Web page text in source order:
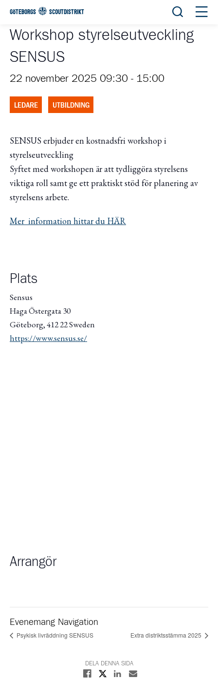
GÖTEBORGS SCOUTDISTRIKT Öppna
Workshop styrelseutveckling
SENSUS
22 november 2025 09:30 - 15:00
LEDARE UTBILDNING
SENSUS erbjuder en kostnadsfri workshop i
styrelseutveckling
Syftet med workshopen är att tydliggöra styrelsens
viktiga roll samt ge ett praktiskt stöd för planering av
styrelsens arbete.
Mer information hittar du HÄR
Plats
Sensus
Haga Östergata 30
Göteborg,412 22Sweden
https://www.sensus.se/
Arrangör
Evenemang Navigation
Psykisk livräddning SENSUS Extra distriktsstämma 2025
DELA DENNA SIDA
Dela på Facebook
Dela på XDela på Linkedin
Dela med E-post